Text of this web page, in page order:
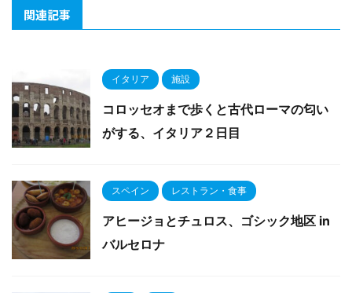
関連記事
イタリア 施設
コロッセオまで歩くと古代ローマの匂い
がする、イタリア２日目
スペイン レストラン・食事
アヒージョとチュロス、ゴシック地区 in
バルセロナ